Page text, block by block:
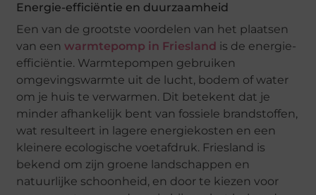
Energie-efficiëntie en duurzaamheid
Een van de grootste voordelen van het plaatsen
van eenwarmtepomp in Friesland is de energie-
efficiëntie. Warmtepompen gebruiken
omgevingswarmte uit de lucht, bodem of water
om je huis te verwarmen. Dit betekent dat je
minder afhankelijk bent van fossiele brandstoffen,
wat resulteert in lagere energiekosten en een
kleinere ecologische voetafdruk. Friesland is
bekend om zijn groene landschappen en
natuurlijke schoonheid, en door te kiezen voor